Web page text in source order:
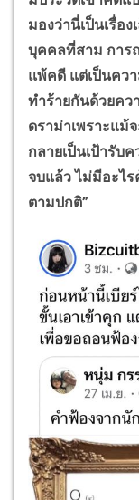
มองว่านี่เป็นเรื่อ
บุคคลที่สาม การ
แพ้คดี แต่เป็นคว
ทำร้ายกันด้วยค
ดราม่าเพราะแม้
กลายเป็นเป้ารับ
จบแล้ว ไม่มีอะไ
ตามปกติ”